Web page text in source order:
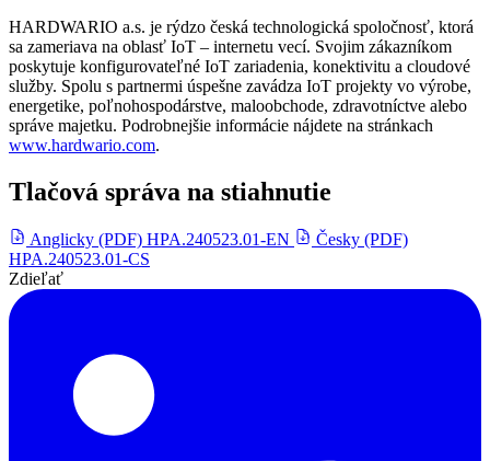
HARDWARIO a.s. je rýdzo česká technologická spoločnosť, ktorá
sa zameriava na oblasť IoT – internetu vecí. Svojim zákazníkom
poskytuje konfigurovateľné IoT zariadenia, konektivitu a cloudové
služby. Spolu s partnermi úspešne zavádza IoT projekty vo výrobe,
energetike, poľnohospodárstve, maloobchode, zdravotníctve alebo
správe majetku. Podrobnejšie informácie nájdete na stránkach
www.hardwario.com.
Tlačová správa na stiahnutie
Anglicky (PDF) HPA.240523.01-EN
Česky (PDF)
HPA.240523.01-CS
Zdieľať